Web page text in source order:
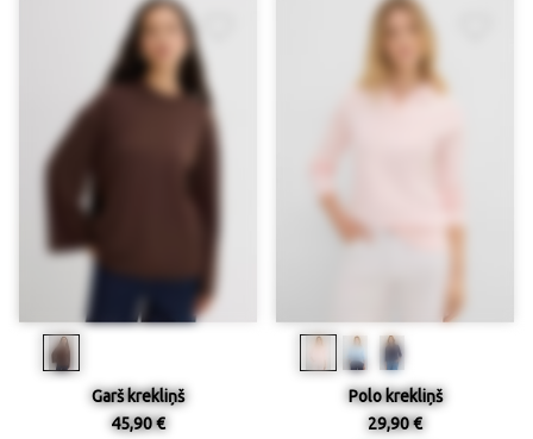
Garš krekliņš
45,90 €
Polo krekliņš
29,90 €